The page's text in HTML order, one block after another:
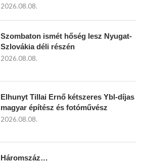
2026.08.08.
Szombaton ismét hőség lesz Nyugat-
Szlovákia déli részén
2026.08.08.
Elhunyt Tillai Ernő kétszeres Ybl-díjas
magyar építész és fotóművész
2026.08.08.
Háromszáz…